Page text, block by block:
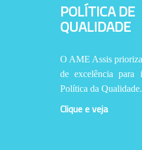
POLÍTICA DE
QUALIDADE
O AME Assis
de excelência para
Política da Qualidade.
Clique e veja